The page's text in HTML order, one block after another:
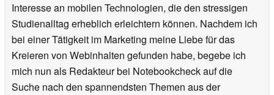
Interesse an mobilen Technologien, die den stressigen
Studienalltag erheblich erleichtern können. Nachdem ich
bei einer Tätigkeit im Marketing meine Liebe für das
Kreieren von Webinhalten gefunden habe, begebe ich
mich nun als Redakteur bei Notebookcheck auf die
Suche nach den spannendsten Themen aus der